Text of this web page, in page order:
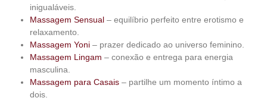
inigualáveis.
Massagem Sensual – equilíbrio perfeito entre erotismo e
relaxamento.
Massagem Yoni – prazer dedicado ao universo feminino.
Massagem Lingam – conexão e entrega para energia
masculina.
Massagem para Casais – partilhe um momento íntimo a
dois.